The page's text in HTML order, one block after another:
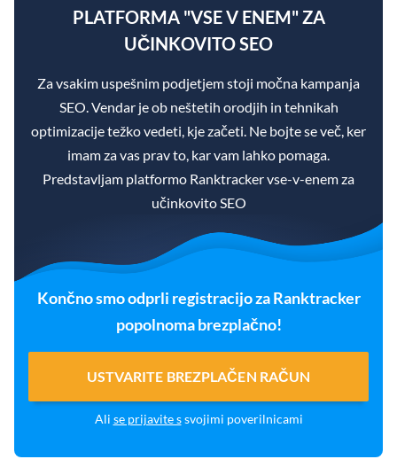
PLATFORMA "VSE V ENEM" ZA
UČINKOVITO SEO
Za vsakim uspešnim podjetjem stoji močna kampanja
SEO. Vendar je ob neštetih orodjih in tehnikah
optimizacije težko vedeti, kje začeti. Ne bojte se več, ker
imam za vas prav to, kar vam lahko pomaga.
Predstavljam platformo Ranktracker vse-v-enem za
učinkovito SEO
Končno smo odprli registracijo za Ranktracker
popolnoma brezplačno!
USTVARITE BREZPLAČEN RAČUN
Ali se prijavite ssvojimi poverilnicami